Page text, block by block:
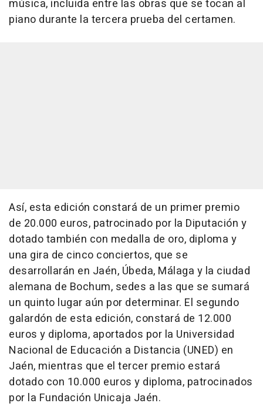
música, incluida entre las obras que se tocan al
piano durante la tercera prueba del certamen.
Así, esta edición constará de un primer premio
de 20.000 euros, patrocinado por la Diputación y
dotado también con medalla de oro, diploma y
una gira de cinco conciertos, que se
desarrollarán en Jaén, Úbeda, Málaga y la ciudad
alemana de Bochum, sedes a las que se sumará
un quinto lugar aún por determinar. El segundo
galardón de esta edición, constará de 12.000
euros y diploma, aportados por la Universidad
Nacional de Educación a Distancia (UNED) en
Jaén, mientras que el tercer premio estará
dotado con 10.000 euros y diploma, patrocinados
por la Fundación Unicaja Jaén.